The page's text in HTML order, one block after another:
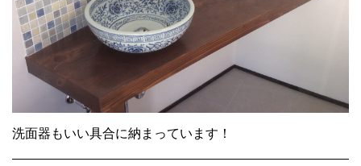
洗面器もいい具合に納まっています！